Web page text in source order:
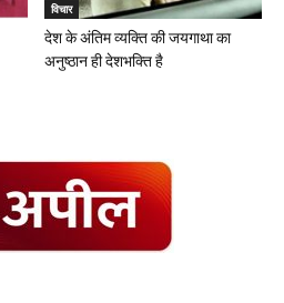
विचार
देश के अंतिम व्यक्ति की जयगाथा का
अनुष्ठान ही देशभक्ति है